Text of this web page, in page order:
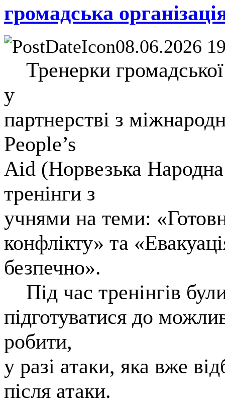
громадська
08.06.2026
Тренерки
у
партнерстві з
People’s
Aid (Норвезька
тренінги з
учнями на теми:
конфлікту» та
безпечно».
Під час тренінгів
підготуватися до
робити,
у разі атаки, яка вже
після атаки.